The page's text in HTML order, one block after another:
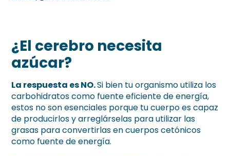
¿El cerebro necesita
azúcar?
La respuesta es NO.Si bien tu organismo utiliza los
carbohidratos como fuente eficiente de energía,
estos no son esenciales porque tu cuerpo es capaz
de producirlos y arreglárselas para utilizar las
grasas para convertirlas en cuerpos cetónicos
como fuente de energía.